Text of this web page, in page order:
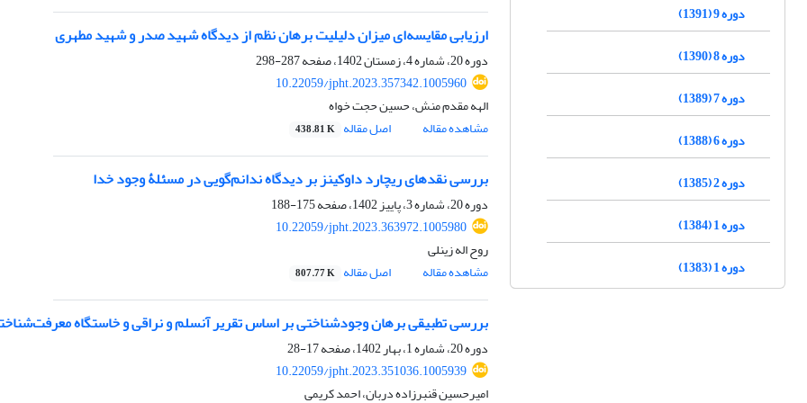
ارزیابی مقایسه‌ای میزان دلیلیت برهان نظم از دیدگاه شهید صدر و شهید مطهری
دوره 20، شماره 4، زمستان 1402، صفحه
287-298
10.22059/jpht.2023.357342.1005960
الهه مقدم منش، حسین حجت خواه
مشاهده مقاله
اصل مقاله 438.81 K
بررسی نقدهای ریچارد داوکینز بر دیدگاه ندانم‌گویی در مسئلۀ وجود خدا
دوره 20، شماره 3، پاییز 1402، صفحه
175-188
10.22059/jpht.2023.363972.1005980
روح اله زینلی
مشاهده مقاله
اصل مقاله 807.77 K
بررسی تطبیقی برهان وجودشناختی بر اساس تقریر آنسلم و نراقی و خاستگاه
دوره 20، شماره 1، بهار 1402، صفحه
17-28
10.22059/jpht.2023.351036.1005939
امیرحسین قنبرزاده دربان، احمد کریمی
دوره 9 (1391)
دوره 8 (1390)
دوره 7 (1389)
دوره 6 (1388)
دوره 2 (1385)
دوره 1 (1384)
دوره 1 (1383)